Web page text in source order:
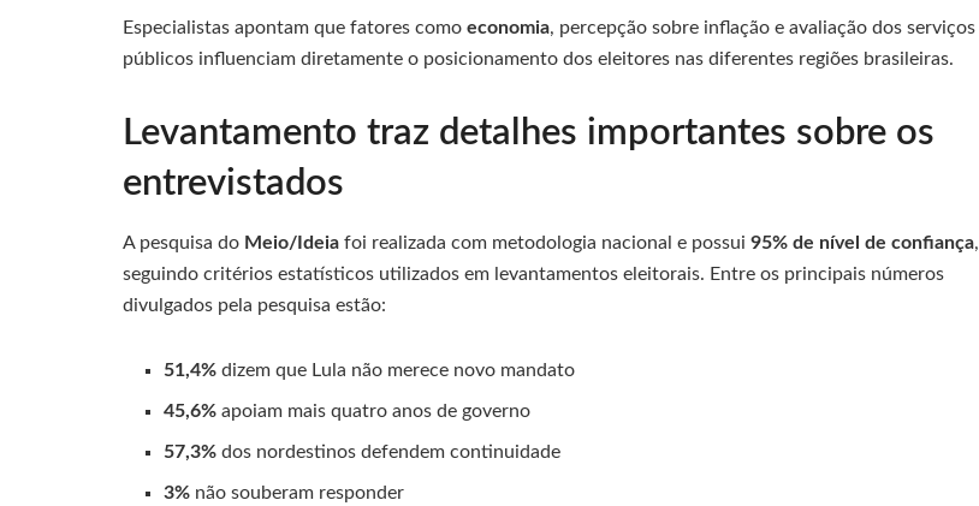
Especialistas apontam que fatores como economia, percepção sobre inflação e avaliação dos serviços
públicos influenciam diretamente o posicionamento dos eleitores nas diferentes regiões brasileiras.
Levantamento traz detalhes importantes sobre os
entrevistados
A pesquisa do Meio/Ideia foi realizada com metodologia nacional e possui 95% de nível de confiança,
seguindo critérios estatísticos utilizados em levantamentos eleitorais. Entre os principais números
divulgados pela pesquisa estão:
51,4% dizem que Lula não merece novo mandato
45,6% apoiam mais quatro anos de governo
57,3% dos nordestinos defendem continuidade
3% não souberam responder